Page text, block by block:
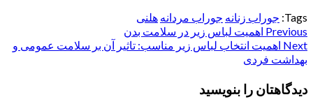
Tags: جوراب زنانه جوراب مردانه هلنی
Continue
Reading
Previous اهمیت لباس زیر در سلامت بدن
Next اهمیت انتخاب لباس زیر مناسب: تاثیر آن بر سلامت عمومی و
بهداشت فردی
دیدگاهتان را بنویسید